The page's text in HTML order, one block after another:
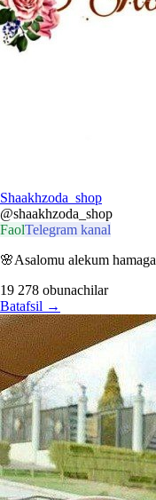
Shaakhzoda_shop
@shaakhzoda_shop
FaolTelegram kanal
🌸Asalomu alekum hamaga
19 278 obunachilar
Batafsil →